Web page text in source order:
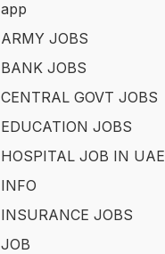
app
ARMY JOBS
BANK JOBS
CENTRAL GOVT JOBS
EDUCATION JOBS
HOSPITAL JOB IN UAE
INFO
INSURANCE JOBS
JOB